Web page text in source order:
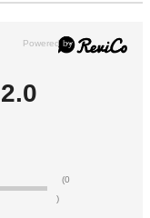
2.0
(0
)